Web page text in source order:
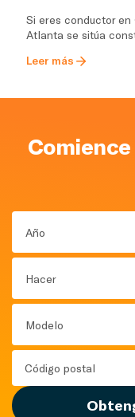
Si eres conductor en
Atlanta se sitúa
Leer más
Año
Hacer
Modelo